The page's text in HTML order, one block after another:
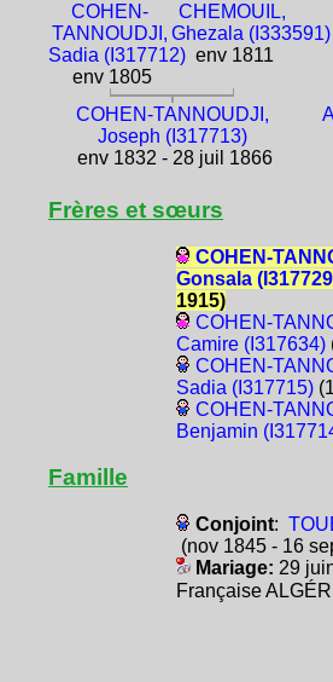
COHEN-
TANNOUDJI,
Sadia (I317712)
env 1805
CHEMOUIL,
Ghezala (I333591)
env 1811
COHEN-TANNOUDJI,
Joseph (I317713)
env 1832 - 28 juil 1866
Frères et sœurs
COHEN-
Gonsala
1915)
COHEN-
Camire (I317634)
COHEN-
Sadia (I317715)
COHEN-
Benjamin
Famille
Conjoint:
(nov 1845 - 16
Mariage: 29
Française